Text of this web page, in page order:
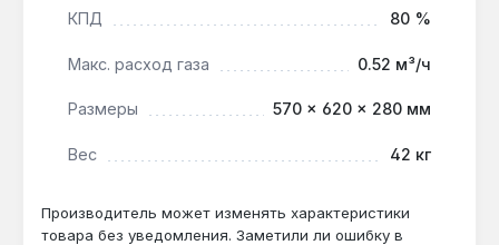
Подходит ли для обогрева двух смежных
Да — при открытых дверях конвектор 4.5
для изолированных помещений нужен
КПД 80 %
Макс. расход газа 0.52 м³/ч
Размеры 570 × 620 × 280 мм
Вес 42 кг
Производитель может изменять характеристики
товара без уведомления. Заметили ли ошибку в